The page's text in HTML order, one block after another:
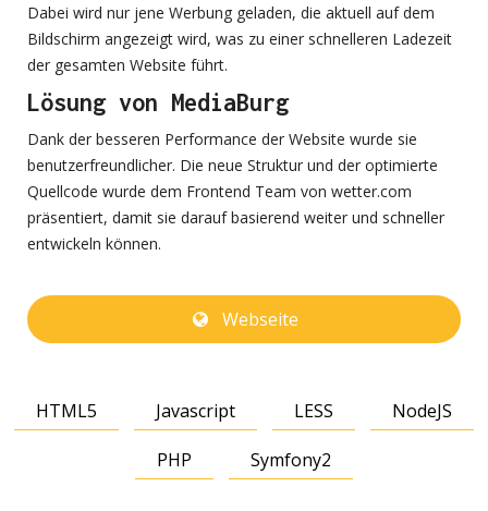
Dabei wird nur jene Werbung geladen, die aktuell auf dem
Bildschirm angezeigt wird, was zu einer schnelleren Ladezeit
der gesamten Website führt.
Lösung von MediaBurg
Dank der besseren Performance der Website wurde sie
benutzerfreundlicher. Die neue Struktur und der optimierte
Quellcode wurde dem Frontend Team von wetter.com
präsentiert, damit sie darauf basierend weiter und schneller
entwickeln können.
Webseite
HTML5 Javascript LESS NodeJS
PHP Symfony2